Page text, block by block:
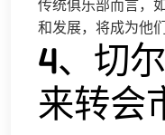
传统俱乐部而言，
和发展，将成为他
4、切
来转会